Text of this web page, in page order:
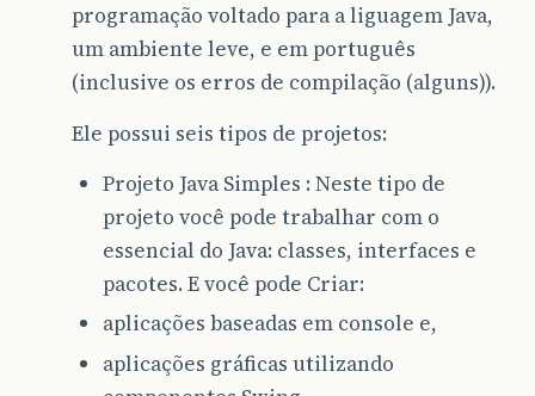
programação voltado para a liguagem Java,
um ambiente leve, e em português
(inclusive os erros de compilação (alguns)).
Ele possui seis tipos de projetos:
Projeto Java Simples : Neste tipo de
projeto você pode trabalhar com o
essencial do Java: classes, interfaces e
pacotes. E você pode Criar:
aplicações baseadas em console e,
aplicações gráficas utilizando